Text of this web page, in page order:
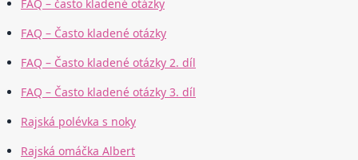
FAQ – často kladené otázky
FAQ – Často kladené otázky
FAQ – Často kladené otázky 2. díl
FAQ – Často kladené otázky 3. díl
Rajská polévka s noky
Rajská omáčka Albert